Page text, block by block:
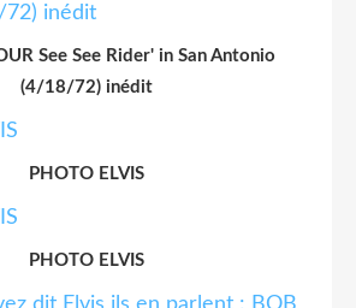
See See Rider' in San Antonio
(4/18/72) inédit
PHOTO ELVIS
PHOTO ELVIS